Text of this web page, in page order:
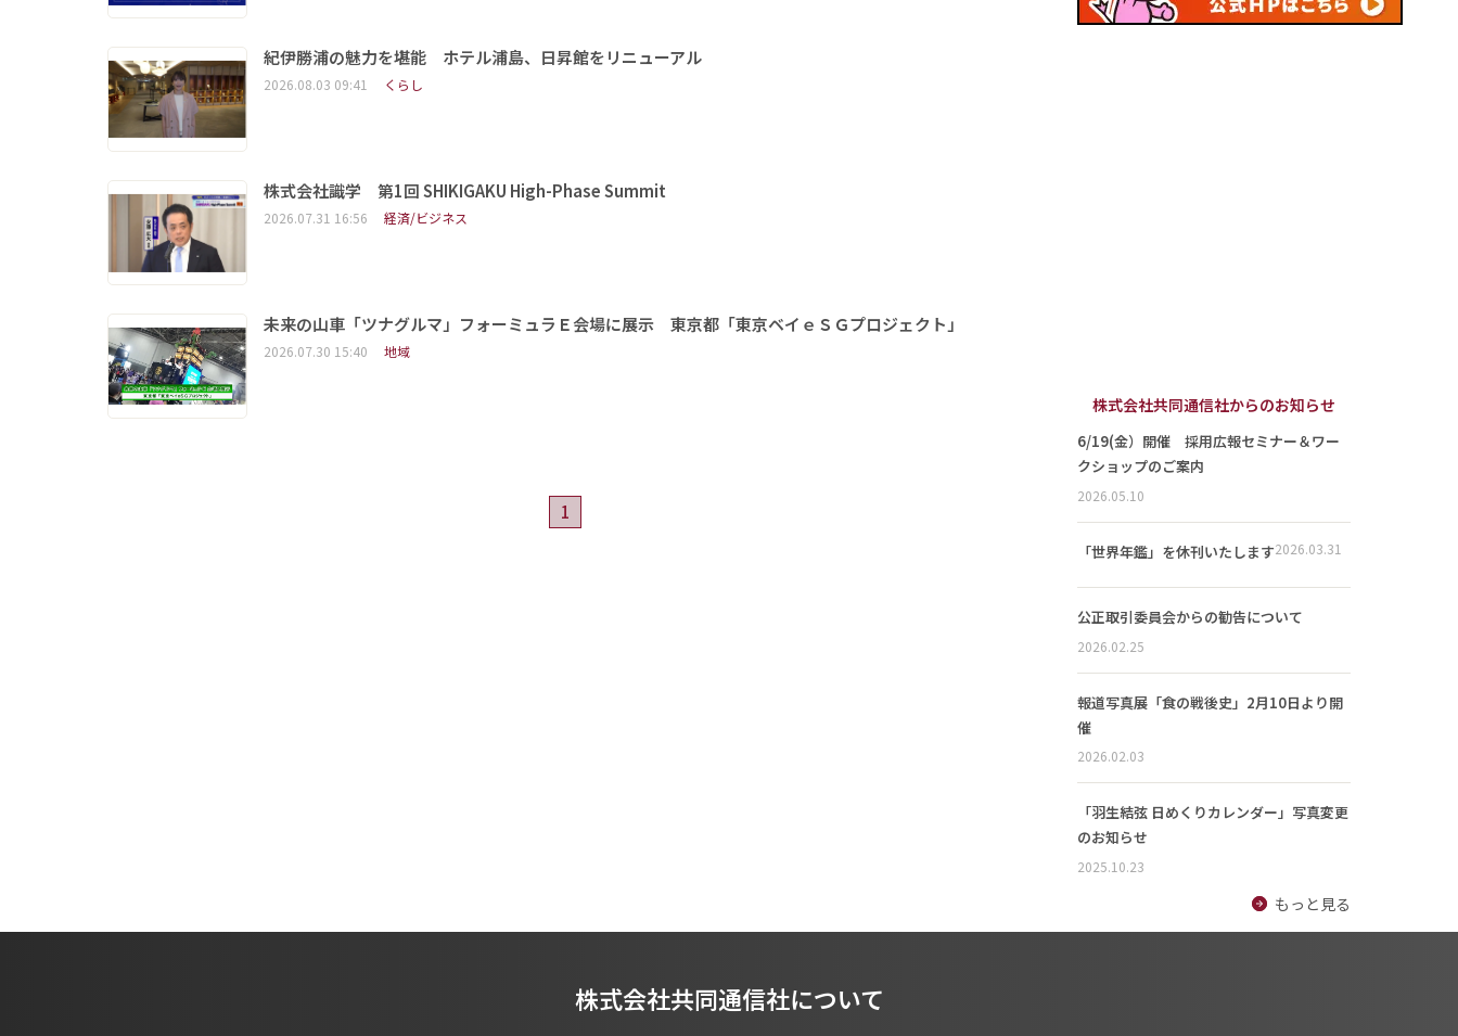
紀伊勝浦の魅力を堪能 ホテル浦島、日昇館をリニューアル
2026.08.03 09:41 くらし
株式会社識学 第1回 SHIKIGAKU High-Phase Summit
2026.07.31 16:56 経済/ビジネス
未来の山車「ツナグルマ」フォーミュラＥ会場に展示 東京都「東京ベイｅＳＧプロジェクト」
2026.07.30 15:40 地域
1
株式会社共同通信社からのお知らせ
6/19(金）開催 採用広報セミナー＆ワー
クショップのご案内
2026.05.10
「世界年鑑」を休刊いたします2026.03.31
公正取引委員会からの勧告について
2026.02.25
報道写真展「食の戦後史」2月10日より開
催
2026.02.03
「羽生結弦 日めくりカレンダー」写真変更
のお知らせ
2025.10.23
もっと見る
株式会社共同通信社について